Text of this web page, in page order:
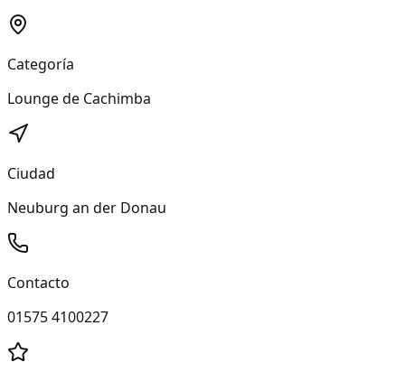
Categoría
Lounge de Cachimba
Ciudad
Neuburg an der Donau
Contacto
01575 4100227